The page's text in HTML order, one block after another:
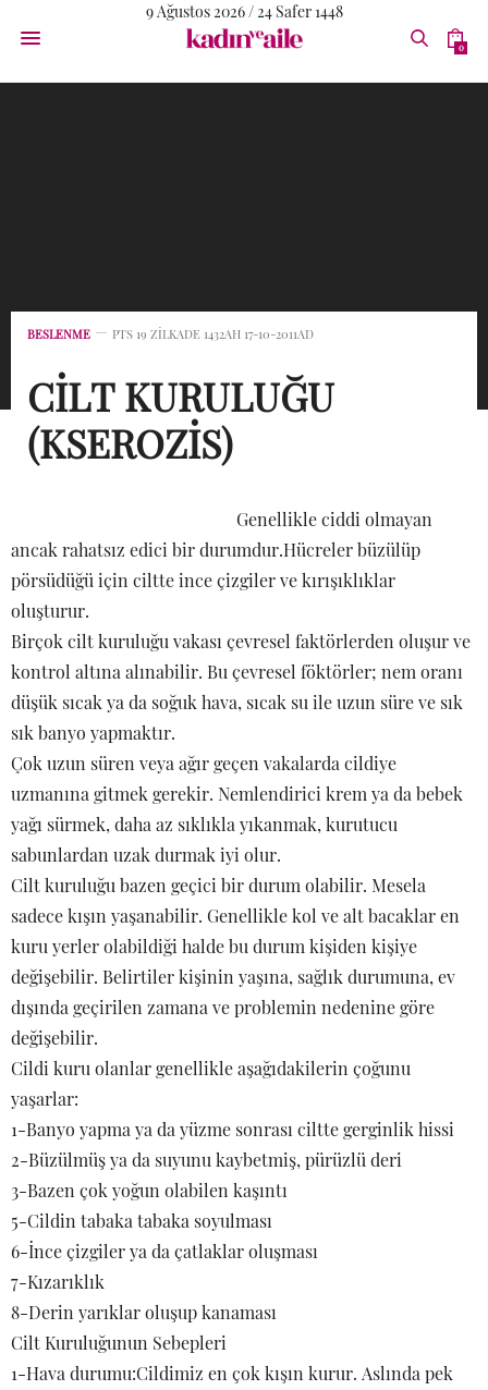
9 Ağustos 2026 / 24 Safer 1448
0
BESLENME PTS 19 ZILKADE 1432AH 17-10-2011AD
CİLT KURULUĞU
(KSEROZİS)
Genellikle ciddi olmayan
ancak rahatsız edici bir durumdur.Hücreler büzülüp
pörsüdüğü için ciltte ince çizgiler ve kırışıklıklar
oluşturur.
Birçok cilt kuruluğu vakası çevresel faktörlerden oluşur ve
kontrol altına alınabilir. Bu çevresel föktörler; nem oranı
düşük sıcak ya da soğuk hava, sıcak su ile uzun süre ve sık
sık banyo yapmaktır.
Çok uzun süren veya ağır geçen vakalarda cildiye
uzmanına gitmek gerekir. Nemlendirici krem ya da bebek
yağı sürmek, daha az sıklıkla yıkanmak, kurutucu
sabunlardan uzak durmak iyi olur.
Cilt kuruluğu bazen geçici bir durum olabilir. Mesela
sadece kışın yaşanabilir. Genellikle kol ve alt bacaklar en
kuru yerler olabildiği halde bu durum kişiden kişiye
değişebilir. Belirtiler kişinin yaşına, sağlık durumuna, ev
dışında geçirilen zamana ve problemin nedenine göre
değişebilir.
Cildi kuru olanlar genellikle aşağıdakilerin çoğunu
yaşarlar:
1-Banyo yapma ya da yüzme sonrası ciltte gerginlik hissi
2-Büzülmüş ya da suyunu kaybetmiş, pürüzlü deri
3-Bazen çok yoğun olabilen kaşıntı
5-Cildin tabaka tabaka soyulması
6-İnce çizgiler ya da çatlaklar oluşması
7-Kızarıklık
8-Derin yarıklar oluşup kanaması
Cilt Kuruluğunun Sebepleri
1-Hava durumu:Cildimiz en çok kışın kurur. Aslında pek